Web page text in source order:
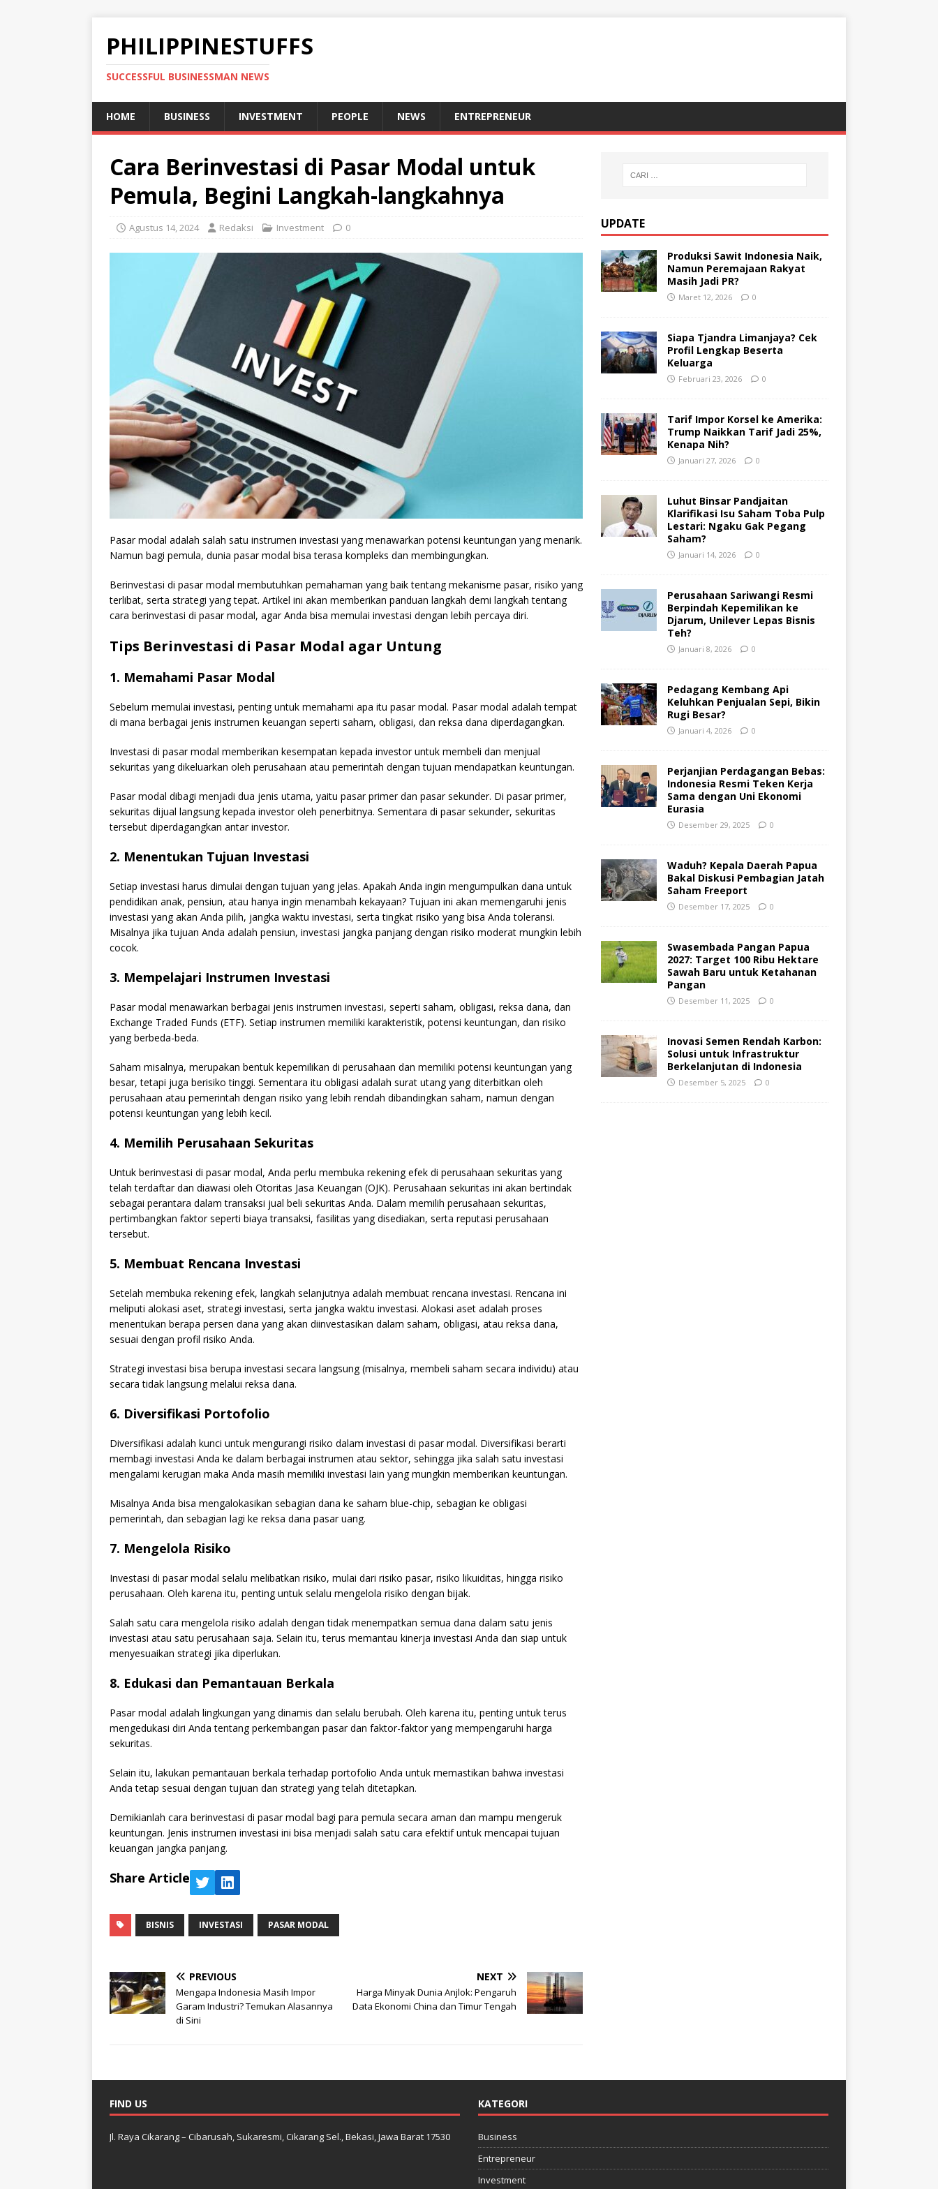
PHILIPPINESTUFFS
SUCCESSFUL BUSINESSMAN NEWS
HOME BUSINESS INVESTMENT PEOPLE NEWS ENTREPRENEUR
Cara Berinvestasi di Pasar Modal untuk
Pemula, Begini Langkah-langkahnya
Agustus 14, 2024 Redaksi Investment 0
Pasar modal adalah salah satu instrumen investasi yang menawarkan potensi keuntungan yang menarik.
Namun bagi pemula, dunia pasar modal bisa terasa kompleks dan membingungkan.
Berinvestasi di pasar modal membutuhkan pemahaman yang baik tentang mekanisme pasar, risiko yang
terlibat, serta strategi yang tepat. Artikel ini akan memberikan panduan langkah demi langkah tentang
cara berinvestasi di pasar modal, agar Anda bisa memulai investasi dengan lebih percaya diri.
Tips Berinvestasi di Pasar Modal agar Untung
1. Memahami Pasar Modal
Sebelum memulai investasi, penting untuk memahami apa itu pasar modal. Pasar modal adalah tempat
di mana berbagai jenis instrumen keuangan seperti saham, obligasi, dan reksa dana diperdagangkan.
Investasi di pasar modal memberikan kesempatan kepada investor untuk membeli dan menjual
sekuritas yang dikeluarkan oleh perusahaan atau pemerintah dengan tujuan mendapatkan keuntungan.
Pasar modal dibagi menjadi dua jenis utama, yaitu pasar primer dan pasar sekunder. Di pasar primer,
sekuritas dijual langsung kepada investor oleh penerbitnya. Sementara di pasar sekunder, sekuritas
tersebut diperdagangkan antar investor.
2. Menentukan Tujuan Investasi
Setiap investasi harus dimulai dengan tujuan yang jelas. Apakah Anda ingin mengumpulkan dana untuk
pendidikan anak, pensiun, atau hanya ingin menambah kekayaan? Tujuan ini akan memengaruhi jenis
investasi yang akan Anda pilih, jangka waktu investasi, serta tingkat risiko yang bisa Anda toleransi.
Misalnya jika tujuan Anda adalah pensiun, investasi jangka panjang dengan risiko moderat mungkin lebih
cocok.
3. Mempelajari Instrumen Investasi
Pasar modal menawarkan berbagai jenis instrumen investasi, seperti saham, obligasi, reksa dana, dan
Exchange Traded Funds (ETF). Setiap instrumen memiliki karakteristik, potensi keuntungan, dan risiko
yang berbeda-beda.
Saham misalnya, merupakan bentuk kepemilikan di perusahaan dan memiliki potensi keuntungan yang
besar, tetapi juga berisiko tinggi. Sementara itu obligasi adalah surat utang yang diterbitkan oleh
perusahaan atau pemerintah dengan risiko yang lebih rendah dibandingkan saham, namun dengan
potensi keuntungan yang lebih kecil.
4. Memilih Perusahaan Sekuritas
Untuk berinvestasi di pasar modal, Anda perlu membuka rekening efek di perusahaan sekuritas yang
telah terdaftar dan diawasi oleh Otoritas Jasa Keuangan (OJK). Perusahaan sekuritas ini akan bertindak
sebagai perantara dalam transaksi jual beli sekuritas Anda. Dalam memilih perusahaan sekuritas,
pertimbangkan faktor seperti biaya transaksi, fasilitas yang disediakan, serta reputasi perusahaan
tersebut.
5. Membuat Rencana Investasi
Setelah membuka rekening efek, langkah selanjutnya adalah membuat rencana investasi. Rencana ini
meliputi alokasi aset, strategi investasi, serta jangka waktu investasi. Alokasi aset adalah proses
menentukan berapa persen dana yang akan diinvestasikan dalam saham, obligasi, atau reksa dana,
sesuai dengan profil risiko Anda.
Strategi investasi bisa berupa investasi secara langsung (misalnya, membeli saham secara individu) atau
secara tidak langsung melalui reksa dana.
6. Diversifikasi Portofolio
Diversifikasi adalah kunci untuk mengurangi risiko dalam investasi di pasar modal. Diversifikasi berarti
membagi investasi Anda ke dalam berbagai instrumen atau sektor, sehingga jika salah satu investasi
mengalami kerugian maka Anda masih memiliki investasi lain yang mungkin memberikan keuntungan.
Misalnya Anda bisa mengalokasikan sebagian dana ke saham blue-chip, sebagian ke obligasi
pemerintah, dan sebagian lagi ke reksa dana pasar uang.
7. Mengelola Risiko
Investasi di pasar modal selalu melibatkan risiko, mulai dari risiko pasar, risiko likuiditas, hingga risiko
perusahaan. Oleh karena itu, penting untuk selalu mengelola risiko dengan bijak.
Salah satu cara mengelola risiko adalah dengan tidak menempatkan semua dana dalam satu jenis
investasi atau satu perusahaan saja. Selain itu, terus memantau kinerja investasi Anda dan siap untuk
menyesuaikan strategi jika diperlukan.
8. Edukasi dan Pemantauan Berkala
Pasar modal adalah lingkungan yang dinamis dan selalu berubah. Oleh karena itu, penting untuk terus
mengedukasi diri Anda tentang perkembangan pasar dan faktor-faktor yang mempengaruhi harga
sekuritas.
Selain itu, lakukan pemantauan berkala terhadap portofolio Anda untuk memastikan bahwa investasi
Anda tetap sesuai dengan tujuan dan strategi yang telah ditetapkan.
Demikianlah cara berinvestasi di pasar modal bagi para pemula secara aman dan mampu mengeruk
keuntungan. Jenis instrumen investasi ini bisa menjadi salah satu cara efektif untuk mencapai tujuan
keuangan jangka panjang.
Share Article
BISNIS INVESTASI PASAR MODAL
PREVIOUS
Mengapa Indonesia Masih Impor
Garam Industri? Temukan Alasannya
di Sini
NEXT
Harga Minyak Dunia Anjlok: Pengaruh
Data Ekonomi China dan Timur Tengah
UPDATE
Produksi Sawit Indonesia Naik,
Namun Peremajaan Rakyat
Masih Jadi PR?
Maret 12, 2026 0
Siapa Tjandra Limanjaya? Cek
Profil Lengkap Beserta
Keluarga
Februari 23, 2026 0
Tarif Impor Korsel ke Amerika:
Trump Naikkan Tarif Jadi 25%,
Kenapa Nih?
Januari 27, 2026 0
Luhut Binsar Pandjaitan
Klarifikasi Isu Saham Toba Pulp
Lestari: Ngaku Gak Pegang
Saham?
Januari 14, 2026 0
Perusahaan Sariwangi Resmi
Berpindah Kepemilikan ke
Djarum, Unilever Lepas Bisnis
Teh?
Januari 8, 2026 0
Pedagang Kembang Api
Keluhkan Penjualan Sepi, Bikin
Rugi Besar?
Januari 4, 2026 0
Perjanjian Perdagangan Bebas:
Indonesia Resmi Teken Kerja
Sama dengan Uni Ekonomi
Eurasia
Desember 29, 2025 0
Waduh? Kepala Daerah Papua
Bakal Diskusi Pembagian Jatah
Saham Freeport
Desember 17, 2025 0
Swasembada Pangan Papua
2027: Target 100 Ribu Hektare
Sawah Baru untuk Ketahanan
Pangan
Desember 11, 2025 0
Inovasi Semen Rendah Karbon:
Solusi untuk Infrastruktur
Berkelanjutan di Indonesia
Desember 5, 2025 0
FIND US
Jl. Raya Cikarang – Cibarusah, Sukaresmi, Cikarang Sel., Bekasi, Jawa Barat 17530
KATEGORI
Business
Entrepreneur
Investment